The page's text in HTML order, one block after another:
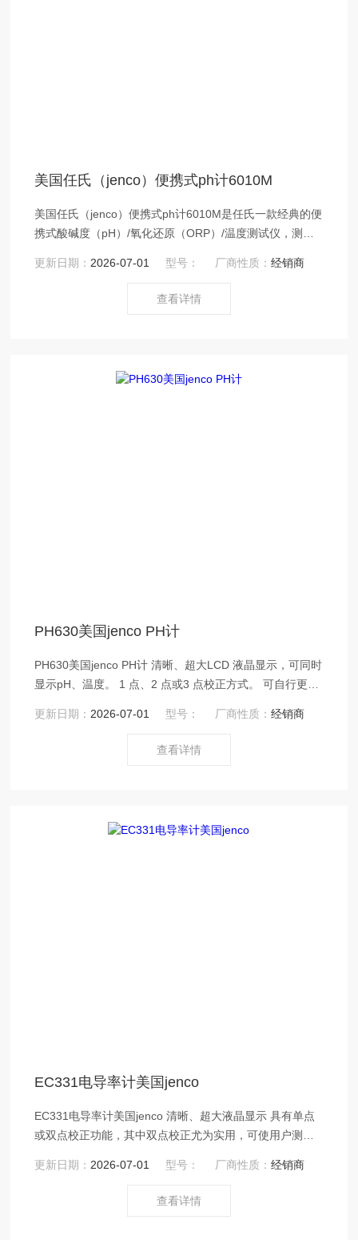
美国任氏（jenco）便携式ph计6010M
美国任氏（jenco）便携式ph计6010M是任氏一款经典的便
携式酸碱度（pH）/氧化还原（ORP）/温度测试仪，测试
组数据，具备自动关机功能，设备价格实惠性价比高。
更新日期： 2026-07-01 型号： 厂商性质：经销商
查看详情
PH630美国jenco PH计
PH630美国jenco PH计 清晰、超大LCD 液晶显示，可同时
显示pH、温度。 1 点、2 点或3 点校正方式。 可自行更换
更新日期： 2026-07-01 型号： 厂商性质：经销商
查看详情
EC331电导率计美国jenco
EC331电导率计美国jenco 清晰、超大液晶显示 具有单点
或双点校正功能，其中双点校正尤为实用，可使用户测量
更新日期： 2026-07-01 型号： 厂商性质：经销商
查看详情